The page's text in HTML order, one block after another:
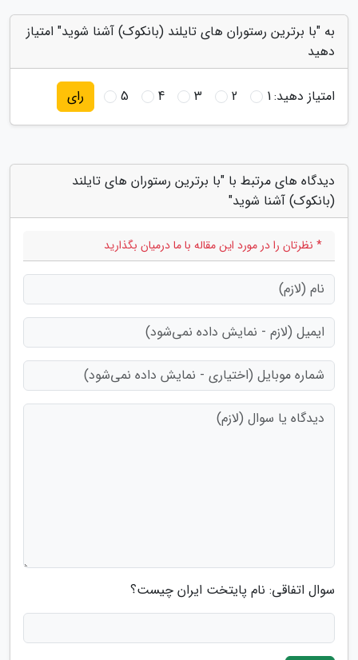
به "با برترین رستوران های تایلند (بانکوک) آشنا شوید" امتیاز
دهید
امتیاز دهید:1
2
3
4
5 رای
دیدگاه های مرتبط با "با برترین رستوران های تایلند
(بانکوک) آشنا شوید"
* نظرتان را در مورد این مقاله با ما درمیان بگذارید
سوال اتفاقی: نام پایتخت ایران چیست؟